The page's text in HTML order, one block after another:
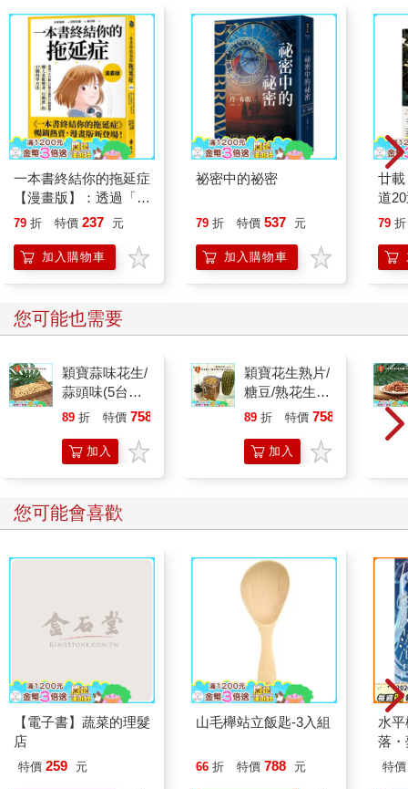
一本書終結你的拖延症
【漫畫版】：透過「小
行動」打開大腦的行動
「行動派」的37個科
學方法
79 折 特價 237 元
加入購物車
祕密中的祕密
79 折 特價 537 元
加入購物車
廿
道
79 折
您可能也需要
穎寶蒜味花生/
蒜頭味(5台斤/
包)
89 折 特價 758
加入
購物
穎寶花生熟片/
糖豆/熟花生/
花生片(燒仙草
89 折 特價 758
加入
購物
您可能會喜歡
【電子書】蔬菜的理髮
店
特價 259 元
山毛櫸站立飯匙-3入組
66 折 特價 788 元
水
落
特價